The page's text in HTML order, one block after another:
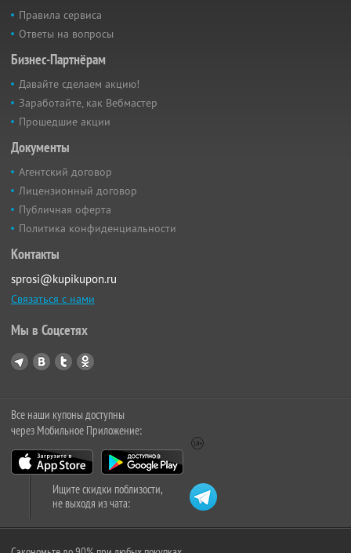
Правила сервиса
Ответы на вопросы
Бизнес-Партнёрам
Давайте сделаем акцию!
Заработайте, как Вебмастер
Прошедшие акции
Документы
Агентский договор
Лицензионный договор
Публичная оферта
Политика конфиденциальности
Контакты
sprosi@kupikupon.ru
Связаться с нами
Мы в Соцсетях
Все наши купоны доступны
через Мобильное Приложение:
Ищите скидки поблизости,
не выходя из чата: